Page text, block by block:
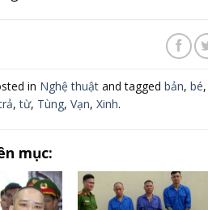
in Nghệ thuậtand tagged bản, bé,
,từ, Tùng, Vạn, Xinh.
mục: